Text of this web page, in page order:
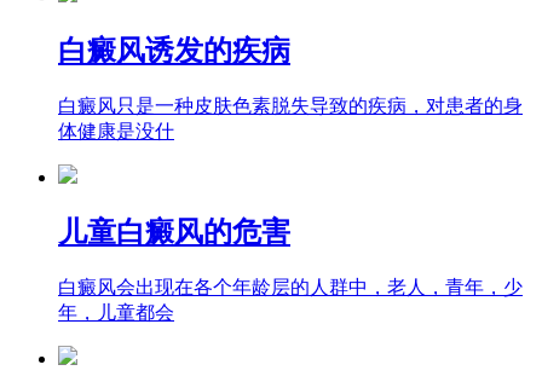
白癜风诱发的疾病
白癜风只是一种皮肤色素脱失导致的疾病，对患者的身
体健康是没什
儿童白癜风的危害
白癜风会出现在各个年龄层的人群中，老人，青年，少
年，儿童都会